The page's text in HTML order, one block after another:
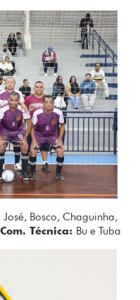
Bosco, Chaguinha,
Com. Técnica: Bu e Tuba